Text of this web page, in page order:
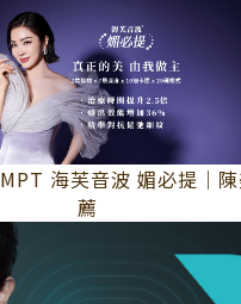
海芙音波 媚必提｜陳
薦